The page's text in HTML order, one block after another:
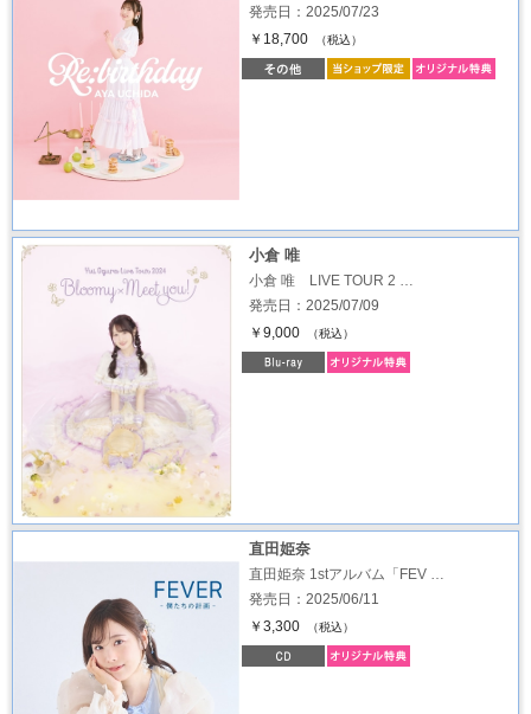
発売日：2025/07/23
￥18,700
（税込）
小倉 唯
小倉 唯 LIVE TOUR 2 …
発売日：2025/07/09
￥9,000
（税込）
直田姫奈
直田姫奈 1stアルバム「FEV …
発売日：2025/06/11
￥3,300
（税込）